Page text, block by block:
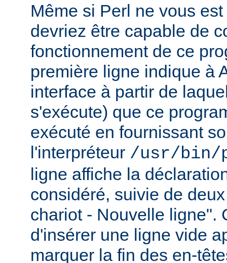
Même si Perl ne vous
devriez être capable de
fonctionnement de ce
première ligne indique à
interface à partir de
s'exécute) que ce
exécuté en fournissant
l'interpréteur /usr/bin/
ligne affiche la
considéré, suivie de
chariot - Nouvelle ligne".
d'insérer une ligne vide
marquer la fin des en-